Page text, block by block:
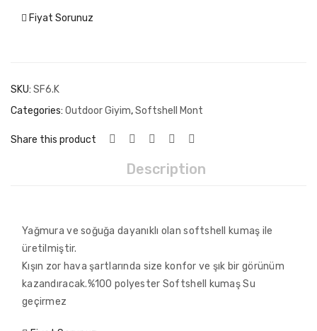
Fiyat Sorunuz
SKU: SF6.K
Categories: Outdoor Giyim,Softshell Mont
Share this product
Description
Yağmura ve soğuğa dayanıklı olan softshell kumaş ile
üretilmiştir.
Kışın zor hava şartlarında size konfor ve şık bir görünüm
kazandıracak.%100 polyester Softshell kumaş Su
geçirmez